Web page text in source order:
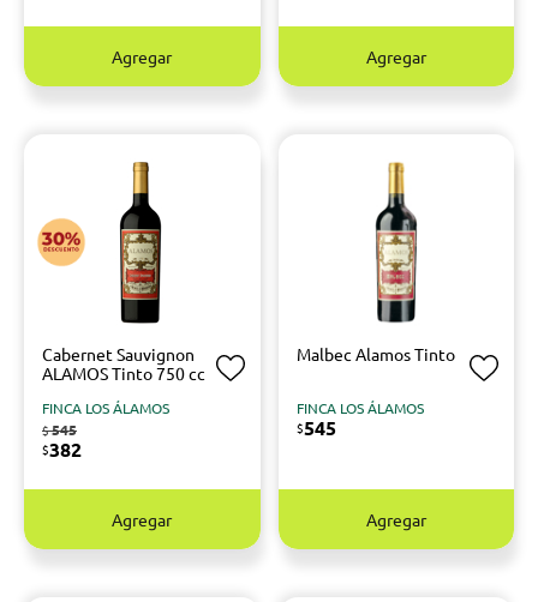
Agregar Agregar
Cabernet Sauvignon
ALAMOS Tinto 750 cc
FINCA LOS ÁLAMOS
$545
$382
Agregar
Malbec Alamos Tinto
FINCA LOS ÁLAMOS
$545
Agregar